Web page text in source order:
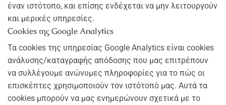
έναν ιστότοπο, και επίσης ενδέχεται να μην λειτουργούν
και μερικές υπηρεσίες.
Cookies της Google Analytics
Τα cookies της υπηρεσίας Google Analytics είναι cookies
ανάλυσης/καταγραφής απόδοσης που μας επιτρέπουν
να συλλέγουμε ανώνυμες πληροφορίες για το πώς οι
επισκέπτες χρησιμοποιούν τον ιστότοπό μας. Αυτά τα
cookies μπορούν να μας ενημερώνουν σχετικά με το